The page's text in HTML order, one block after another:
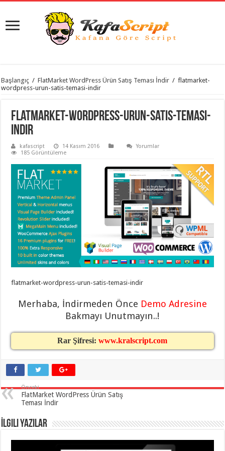
istanbul
organizasyon
taşımacılık,
gaziantep
organizasyon
gaziantep
taşımacılık
evden
taşımacılık,
gaziantep
taşımacılık,
taşımacılık,
gaziantep
taşımacılık,
gaziantep
gaziantep
gaziantep
evden
taşımacılık,
taşımacılık,
gaziantep
asansörlü
taşıma
gaziantep
eve
taşımacılık,
Başlangıç / FlatMarket WordPress Ürün Satış Teması İndir / flatmarket-
wordpress-urun-satis-temasi-indir
flatmarket-wordpress-urun-satis-temasi-
indir
kafascript 14 Kasım 2016
Yorumlar
185 Görüntüleme
flatmarket-wordpress-urun-satis-temasi-indir
Merhaba, İndirmeden Önce Demo Adresine
Bakmayı Unutmayın..!
Rar Şifresi:www.kralscript.com
Önceki
FlatMarket WordPress Ürün Satış
Teması İndir
İlgili Yazılar